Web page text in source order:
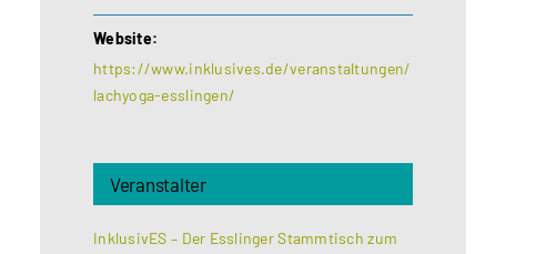
Website:
https://www.inklusives.de/veranstaltungen/
lachyoga-esslingen/
Veranstalter
InklusivES – Der Esslinger Stammtisch zum